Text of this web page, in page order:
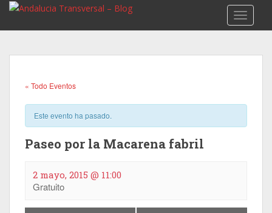
« Todo Eventos
Este evento ha pasado.
Paseo por la Macarena fabril
2 mayo, 2015 @ 11:00
Gratuito